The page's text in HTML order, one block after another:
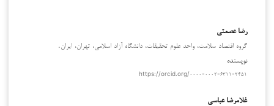
رضا عصمتی
گروه اقتصاد سلامت، واحد علوم تحقیقات، دانشگاه آزاد اسلامی، تهران، ایران.
نویسنده
https://orcid.org/۰۰۰۰-۰۰۰۲-۶۳۱۱-۲۴۵۱
غلامرضا عباسی